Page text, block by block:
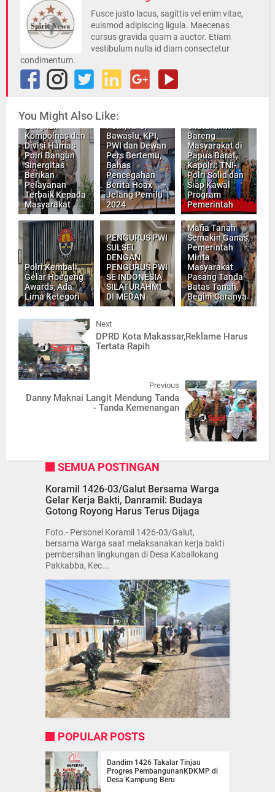
Fusce justo lacus, sagittis vel enim vitae,
euismod adipiscing ligula. Maecenas
cursus gravida quam a auctor. Etiam
vestibulum nulla id diam consectetur
condimentum.
You Might Also Like:
INILAH,
Langkah
Kompolnas dan
Divisi Humas
Polri Bangun
Sinergitas
Berikan
Pelayanan
Terbaik Kepada
Masyarakat
Polri, KPU,
Bawaslu, KPI,
PWI dan Dewan
Pers Bertemu,
Bahas
Pencegahan
Berita Hoax
Jelang Pemilu
2024
Silaturahmi
Bareng
Masyarakat di
Papua Barat,
Kapolri: TNI-
Polri Solid dan
Siap Kawal
Program
Pemerintah
Polri Kembali
Gelar Hoegeng
Awards, Ada
Lima Ketegori
PENGURUS PWI
SULSEL
DENGAN
PENGURUS PWI
SE INDONESIA
SILATURAHMI
DI MEDAN
Mafia Tanah
Semakin Ganas,
Pemerintah
Minta
Masyarakat
Pasang Tanda
Batas Tanah,
Begini Caranya
Next
DPRD Kota Makassar,Reklame Harus
Tertata Rapih
Previous
Danny Maknai Langit Mendung Tanda
- Tanda Kemenangan
SEMUA POSTINGAN
Koramil 1426-03/Galut Bersama Warga
Gelar Kerja Bakti, Danramil: Budaya
Gotong Royong Harus Terus Dijaga
Foto.- Personel Koramil 1426-03/Galut,
bersama Warga saat melaksanakan kerja bakti
pembersihan lingkungan di Desa Kaballokang
Pakkabba, Kec...
POPULAR POSTS
Dandim 1426 Takalar Tinjau
Progres PembangunanKDKMP di
Desa Kampung Beru